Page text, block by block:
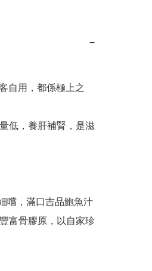
−
自用，都係極上之
低，養肝補腎，是滋
嚐，滿口吉品鮑魚汁
富骨膠原，以自家珍